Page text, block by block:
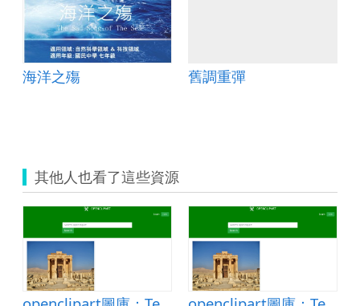
海洋之殤 舊調重彈
其他人也看了這些資源